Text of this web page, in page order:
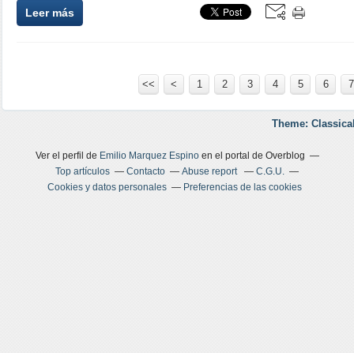
Leer más
<< < 1 2 3 4 5 6 7
Theme:
Ver el perfil de Emilio Marquez Espinoen el portal de Overblog
Top artículos
Contacto Abuse report
C.G.U.
Cookies y datos personales
Preferencias de las cookies